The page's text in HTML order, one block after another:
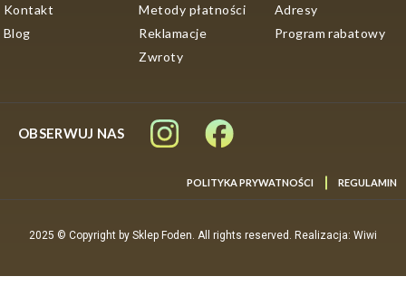
Kontakt
Blog
Metody płatności
Reklamacje
Zwroty
Adresy
Program rabatowy
OBSERWUJ NAS
POLITYKA PRYWATNOŚCI REGULAMIN
2025 © Copyright by Sklep Foden. All rights reserved. Realizacja: Wiwi